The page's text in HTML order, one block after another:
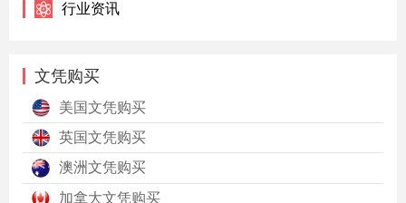
行业资讯
文凭购买
美国文凭购买
英国文凭购买
澳洲文凭购买
加拿大文凭购买